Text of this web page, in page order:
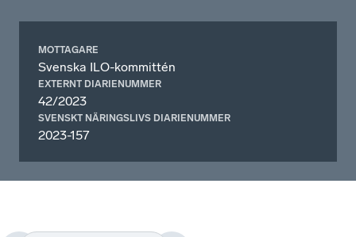
MOTTAGARE
Svenska ILO-kommittén
EXTERNT DIARIENUMMER
42/2023
SVENSKT NÄRINGSLIVS DIARIENUMMER
2023-157